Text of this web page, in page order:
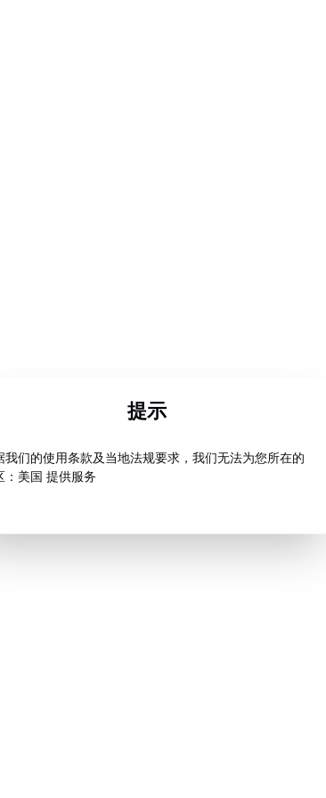
提示
我们的使用条款及当地法规要求，我们无法为您所在的
：美国 提供服务